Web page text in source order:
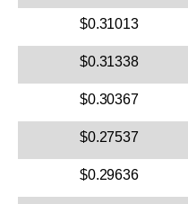
$0.31013
$0.31338
$0.30367
$0.27537
$0.29636